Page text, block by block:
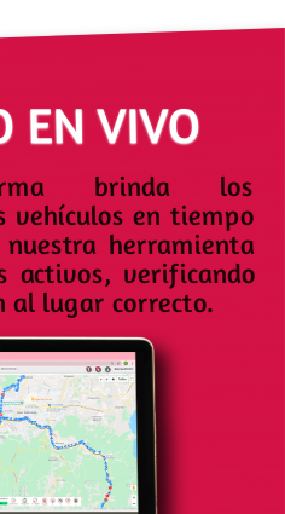
EN VIVO
brinda los
vehículos en tiempo
herramienta
activos, verificando
al lugar correcto.